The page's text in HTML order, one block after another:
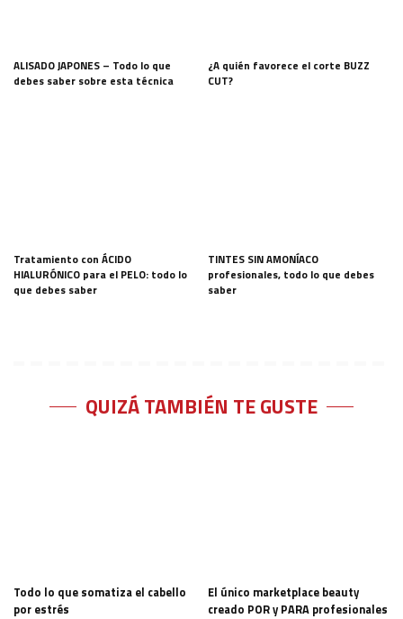
ALISADO JAPONES – Todo lo que
debes saber sobre esta técnica
¿A quién favorece el corte BUZZ
CUT?
Tratamiento con ÁCIDO
HIALURÓNICO para el PELO: todo lo
que debes saber
TINTES SIN AMONÍACO
profesionales, todo lo que debes
saber
QUIZÁ TAMBIÉN TE GUSTE
Todo lo que somatiza el cabello
por estrés
El único marketplace beauty
creado POR y PARA profesionales